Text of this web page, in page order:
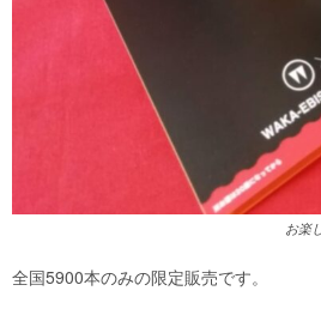
お楽
全国5900本のみの限定販売です。